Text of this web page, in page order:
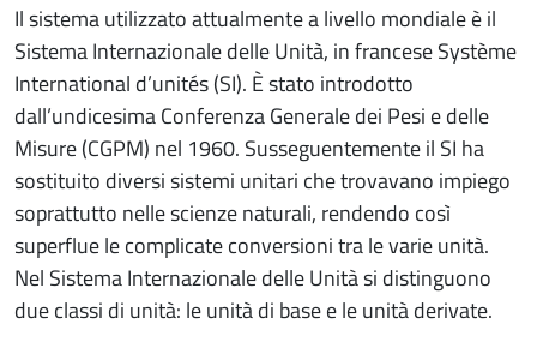
Il sistema utilizzato attualmente a livello mondiale è il
Sistema Internazionale delle Unità, in francese Système
International d’unités (SI). È stato introdotto
dall’undicesima Conferenza Generale dei Pesi e delle
Misure (CGPM) nel 1960. Susseguentemente il SI ha
sostituito diversi sistemi unitari che trovavano impiego
soprattutto nelle scienze naturali, rendendo così
superflue le complicate conversioni tra le varie unità.
Nel Sistema Internazionale delle Unità si distinguono
due classi di unità: le unità di base e le unità derivate.